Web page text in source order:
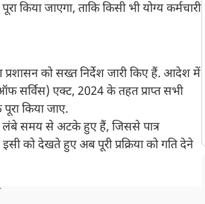
किया जाएगा, ताकि किसी भी योग्य कर्मचारी
प्रशासन को सख्त निर्देश जारी किए हैं. आदेश में
सर्विस) एक्ट, 2024 के तहत प्राप्त सभी
किया जाए.
लंबे समय से अटके हुए हैं, जिससे पात्र
को देखते हुए अब पूरी प्रक्रिया को गति देने